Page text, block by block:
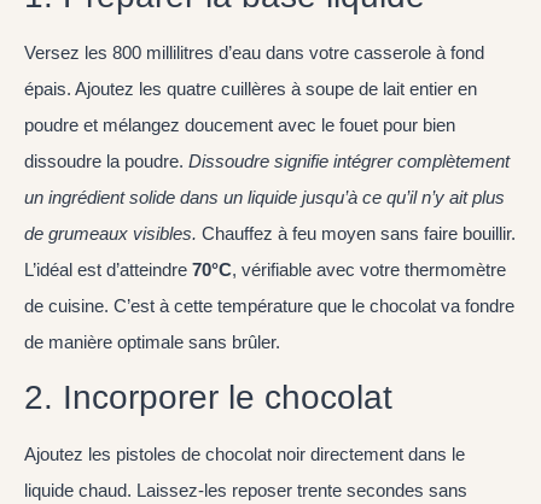
Versez les 800 millilitres d’eau dans votre casserole à fond
épais. Ajoutez les quatre cuillères à soupe de lait entier en
poudre et mélangez doucement avec le fouet pour bien
dissoudre la poudre. Dissoudre signifie intégrer complètement
un ingrédient solide dans un liquide jusqu’à ce qu’il n’y ait plus
de grumeaux visibles. Chauffez à feu moyen sans faire bouillir.
L’idéal est d’atteindre 70°C, vérifiable avec votre thermomètre
de cuisine. C’est à cette température que le chocolat va fondre
de manière optimale sans brûler.
2. Incorporer le chocolat
Ajoutez les pistoles de chocolat noir directement dans le
liquide chaud. Laissez-les reposer trente secondes sans